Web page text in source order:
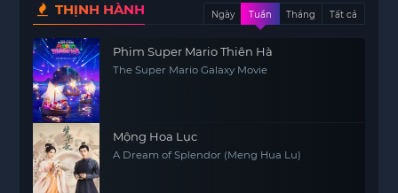
THỊNH HÀNH Ngày Tuần Tháng Tất cả
Phim Super Mario Thiên Hà
The Super Mario Galaxy Movie
Mộng Hoa Lục
A Dream of Splendor (Meng Hua Lu)